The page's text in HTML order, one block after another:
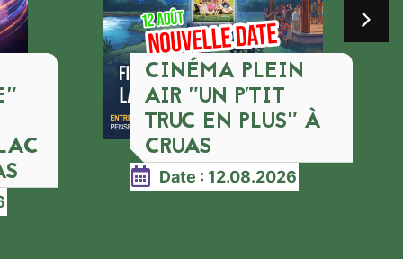
CINÉMA PLEIN
AIR "UN P'TIT
TRUC EN PLUS" À
CRUAS
Date : 12.08.2026